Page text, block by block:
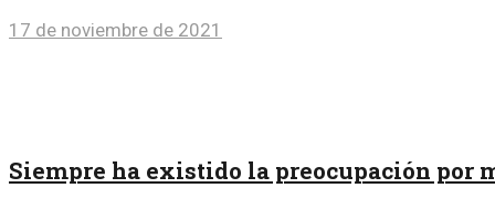
17 de noviembre de 2021
Siempre ha existido la preocupación por